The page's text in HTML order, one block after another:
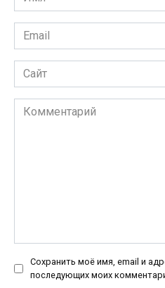
*
Email
*
Сайт
Комментарий
Сохранить моё имя, email и
последующих моих